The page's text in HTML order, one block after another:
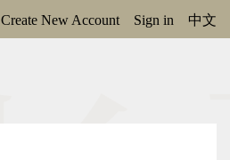
Create New Account Sign in 中文